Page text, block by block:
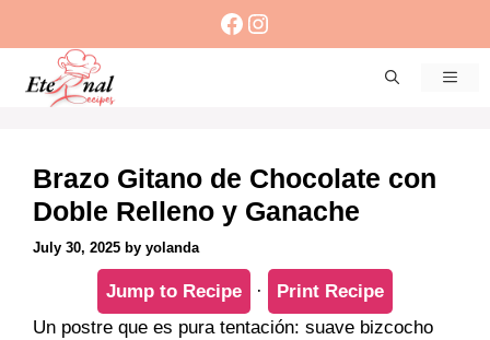
content
Facebook
Instagram
Brazo Gitano de Chocolate con
Doble Relleno y Ganache
July 30, 2025 by yolanda
Jump to Recipe ·
Print Recipe
Un postre que es pura tentación: suave bizcocho